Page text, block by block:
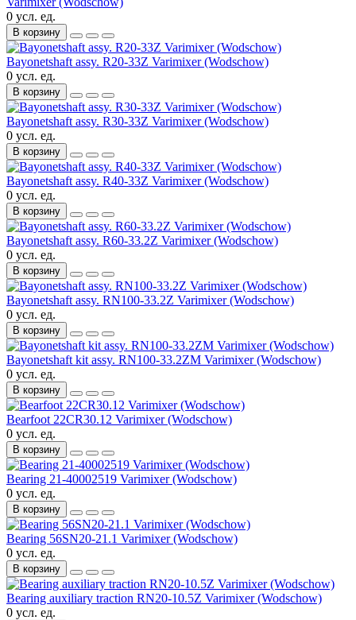
0 усл. ед.
В корзину
Bayonetshaft assy. R20-33Z Varimixer (Wodschow)
0 усл. ед.
В корзину
Bayonetshaft assy. R30-33Z Varimixer (Wodschow)
0 усл. ед.
В корзину
Bayonetshaft assy. R40-33Z Varimixer (Wodschow)
0 усл. ед.
В корзину
Bayonetshaft assy. R60-33.2Z Varimixer (Wodschow)
0 усл. ед.
В корзину
Bayonetshaft assy. RN100-33.2Z Varimixer (Wodschow)
0 усл. ед.
В корзину
Bayonetshaft kit assy. RN100-33.2ZM Varimixer (Wodschow)
0 усл. ед.
В корзину
Bearfoot 22CR30.12 Varimixer (Wodschow)
0 усл. ед.
В корзину
Bearing 21-40002519 Varimixer (Wodschow)
0 усл. ед.
В корзину
Bearing 56SN20-21.1 Varimixer (Wodschow)
0 усл. ед.
В корзину
Bearing auxiliary traction RN20-10.5Z Varimixer (Wodschow)
0 усл. ед.